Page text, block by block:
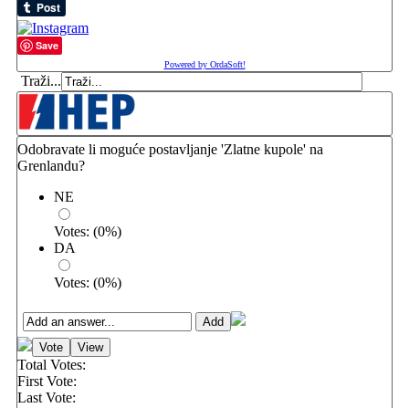
Save
Powered by OrdaSoft!
Traži...
Odobravate li moguće postavljanje 'Zlatne kupole' na
Grenlandu?
NE
Votes: (0%)
DA
Votes: (0%)
Total Votes:
First Vote:
Last Vote: